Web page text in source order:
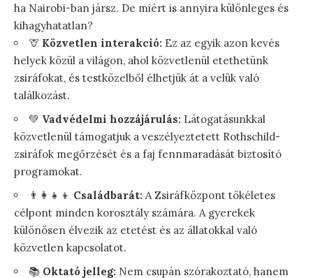
ha Nairobi-ban jársz. De miért is annyira különleges és
kihagyhatatlan?
🦒 Közvetlen interakció: Ez az egyik azon kevés
helyek közül a világon, ahol közvetlenül etethetünk
zsiráfokat, és testközelből élhetjük át a velük való
találkozást.
💚 Vadvédelmi hozzájárulás: Látogatásunkkal
közvetlenül támogatjuk a veszélyeztetett Rothschild-
zsiráfok megőrzését és a faj fennmaradását biztosító
programokat.
👨‍👩‍👧‍👦 Családbarát: A Zsiráfközpont tökéletes
célpont minden korosztály számára. A gyerekek
különösen élvezik az etetést és az állatokkal való
közvetlen kapcsolatot.
📚 Oktató jelleg: Nem csupán szórakoztató, hanem